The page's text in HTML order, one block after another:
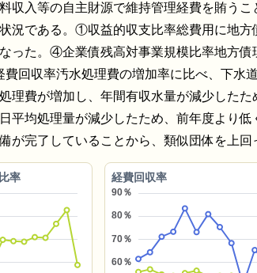
収入等の自主財源で維持管理経費を賄うこ
況である。①収益的収支比率総費用に地方
った。④企業債残高対事業規模比率地方債
回収率汚水処理費の増加率に比べ、下水
費が増加し、年間有収水量が減少したた
平均処理量が減少したため、前年度より
完了していることから、類似団体を上回
率 経費回収率